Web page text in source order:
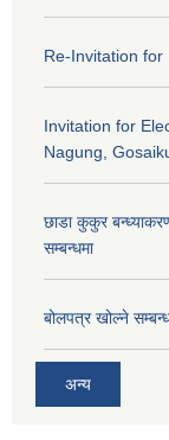
Re-Invitation for
Invitation for
Nagung,
छाडा कुकुर
सम्बन्धमा
बोलपत्र खोल्ने
अन्य